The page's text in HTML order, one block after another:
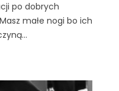
po dobrych
małe nogi bo ich